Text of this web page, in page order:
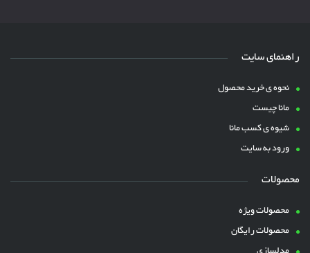
راهنمای سایت
نحوه ی خرید محصول
مانا چیست
شیوه ی کسب مانا
ورود به سایت
محصولات
محصولات ویژه
محصولات رایگان